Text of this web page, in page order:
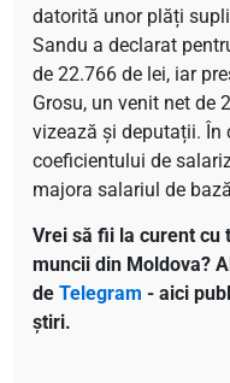
datorită unor plăți
Sandu a declarat
de 22.766 de lei, iar
Grosu, un venit net de
vizează și deputații. În
coeficientului de
majora salariul de
Vrei să fii la curent cu
muncii din Moldova?
de Telegram - aici
știri.